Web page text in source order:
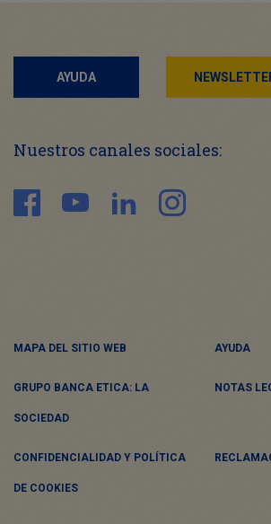
AYUDA
Nuestros canales sociales:
MAPA DEL SITIO WEB AYUDA
GRUPO BANCA ETICA: LA
SOCIEDAD
NOTAS
CONFIDENCIALIDAD Y POLÍTICA
DE COOKIES